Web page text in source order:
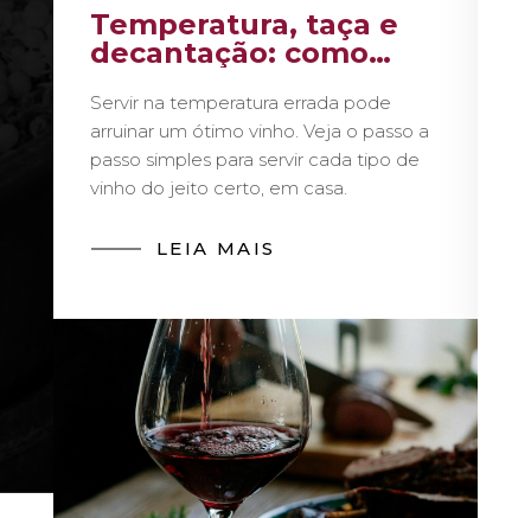
Temperatura, taça e
decantação: como
sommelier
Servir na temperatura errada pode
arruinar um ótimo vinho. Veja o passo a
passo simples para servir cada tipo de
vinho do jeito certo, em casa.
LEIA MAIS